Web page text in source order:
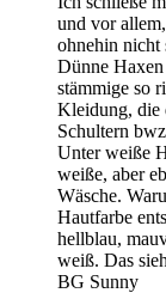
und vor
ohnehin nicht
Dünne
stämmige so
Kleidung, die
Schultern
Unter weiße
weiße, aber
Wäsche.
Hautfarbe
hellblau,
weiß. Das
BG Sunny